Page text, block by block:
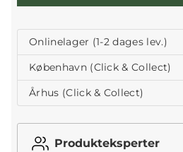
Onlinelager (1-2 dages lev.)
København (Click & Collect)
Århus (Click & Collect)
Produkteksperter